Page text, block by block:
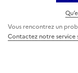
Vous rencontrez un
Contactez notre service